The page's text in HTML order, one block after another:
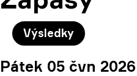
Výsledky
Pátek 05 čvn 2026